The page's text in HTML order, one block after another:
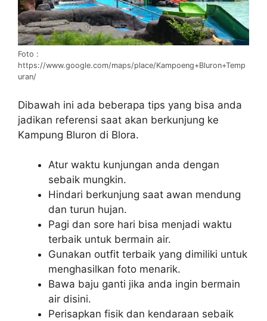
Foto :
https://www.google.com/maps/place/Kampoeng+Bluron+Temp
uran/
Dibawah ini ada beberapa tips yang bisa anda
jadikan referensi saat akan berkunjung ke
Kampung Bluron di Blora.
Atur waktu kunjungan anda dengan
sebaik mungkin.
Hindari berkunjung saat awan mendung
dan turun hujan.
Pagi dan sore hari bisa menjadi waktu
terbaik untuk bermain air.
Gunakan outfit terbaik yang dimiliki untuk
menghasilkan foto menarik.
Bawa baju ganti jika anda ingin bermain
air disini.
Perisapkan fisik dan kendaraan sebaik